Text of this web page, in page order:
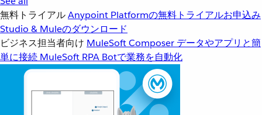
無料トライアルAnypoint Platformの無料トライアルお申込み
Studio & Muleのダウンロード
ビジネス担当者向け MuleSoft Composer データやアプリと簡
単に接続 MuleSoft RPA Botで業務を自動化